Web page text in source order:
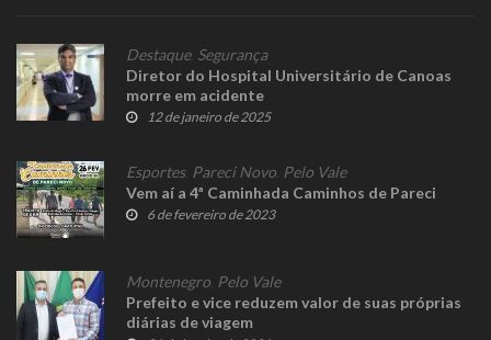
Destaque, Segurança
Diretor do Hospital Universitário de Canoas
morre em acidente
12 de janeiro de 2025
Esportes, Pareci Novo Pelo Vale
Vem aí a 4ª Caminhada Caminhos de Pareci
6 de fevereiro de 2023
Montenegro Pelo Vale
Prefeito e vice reduzem valor de suas próprias
diárias de viagem